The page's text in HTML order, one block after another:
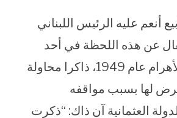
أنعم عليه الرئيس اللبناني
عن هذه اللحظة في أحد
أعداد صحيفة الأهرام عام 1949، ذاكرا محاولة
لها بسبب مواقفه
العثمانية آن ذاك: “ذكرت